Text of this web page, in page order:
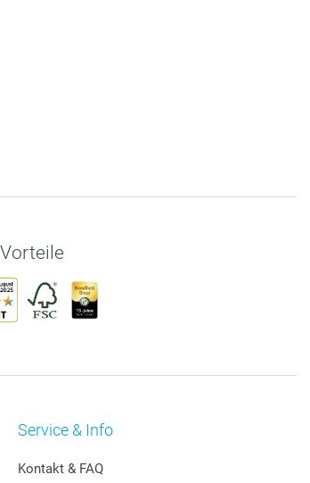
Service & Info
Kontakt & FAQ